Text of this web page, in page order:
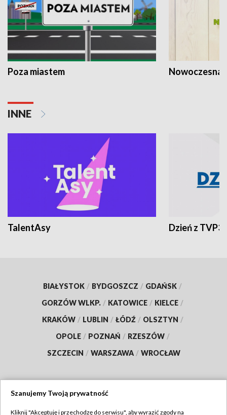
Poza miastem Nowoczesna
INNE
TalentAsy Dzień z TVP3
BIAŁYSTOK / BYDGOSZCZ / GDAŃSK /
GORZÓW WLKP. / KATOWICE / KIELCE /
KRAKÓW / LUBLIN / ŁÓDŹ / OLSZTYN /
OPOLE / POZNAŃ / RZESZÓW /
SZCZECIN / WARSZAWA / WROCŁAW
Szanujemy Twoją prywatność
Kliknij "Akceptuję i przechodzę do serwisu", aby wyrazić zgody na